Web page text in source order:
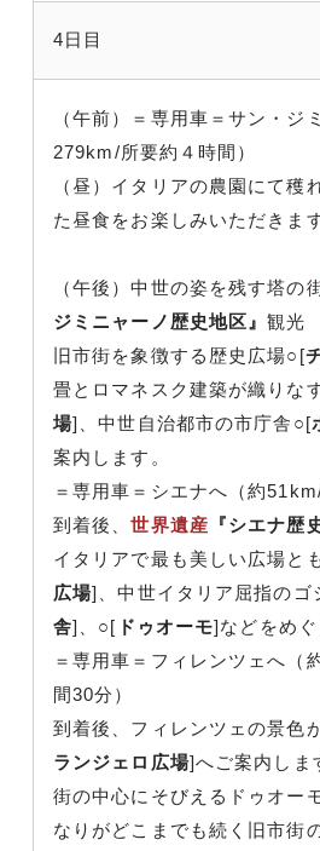
4日目
（午前）＝専用車＝サン・
279km/所要約４時間）
（昼）イタリアの農園にて穫
た昼食をお楽しみいただきま
（午後）中世の姿を残す塔の
ジミニャーノ歴史地区』観光
旧市街を象徴する歴史広場○[
畳とロマネスク建築が織りな
場]、中世自治都市の市庁舎○[
案内します。
＝専用車＝シエナへ（約
到着後、世界遺産 『シエナ歴
イタリアで最も美しい広場と
広場]、中世イタリア屈指のゴ
舎]、○[ ドゥオーモ]などをめぐ
＝専用車＝フィレンツェへ（
間30分）
到着後、フィレンツェの景色
ランジェロ広場]へご案内しま
街の中心にそびえるドゥオー
なりがどこまでも続く旧市街